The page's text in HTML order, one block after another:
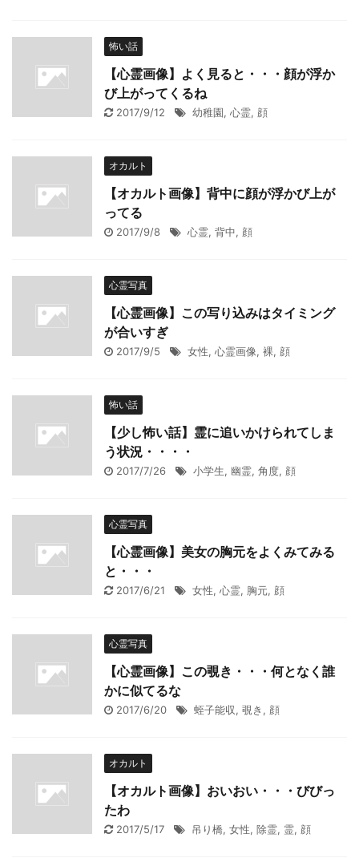
怖い話
【心霊画像】よく見ると・・・顔が浮か
び上がってくるね
2017/9/12 幼稚園, 心霊, 顔
オカルト
【オカルト画像】背中に顔が浮かび上が
ってる
2017/9/8 心霊, 背中, 顔
心霊写真
【心霊画像】この写り込みはタイミング
が合いすぎ
2017/9/5 女性, 心霊画像, 裸, 顔
怖い話
【少し怖い話】霊に追いかけられてしま
う状況・・・・
2017/7/26 小学生, 幽霊, 角度, 顔
心霊写真
【心霊画像】美女の胸元をよくみてみる
と・・・
2017/6/21 女性, 心霊, 胸元, 顔
心霊写真
【心霊画像】この覗き・・・何となく誰
かに似てるな
2017/6/20 蛭子能収, 覗き , 顔
オカルト
【オカルト画像】おいおい・・・びびっ
たわ
2017/5/17 吊り橋, 女性, 除霊, 霊, 顔